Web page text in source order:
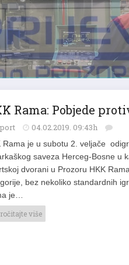
Rama: Pobjede
04.02.2019. 09:43h
Rama je u subotu 2. veljače
saveza Herceg-Bosne u
dvorani u Prozoru HKK
bez nekoliko standardnih
je…
više